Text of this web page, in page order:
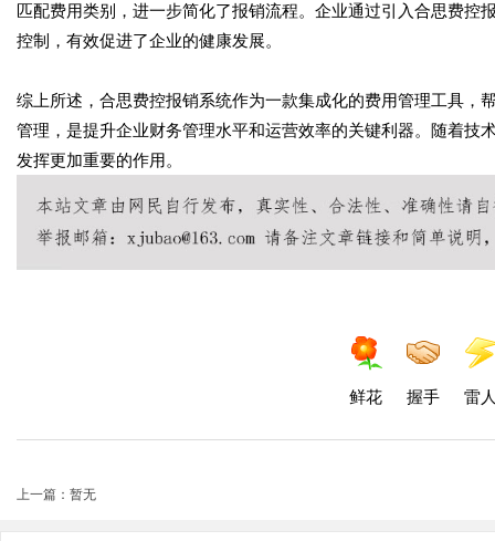
匹配费用类别，进一步简化了报销流程。企业通过引入合思费
控制，有效促进了企业的健康发展。
综上所述，合思费控报销系统作为一款集成化的费用管理工具，
管理，是提升企业财务管理水平和运营效率的关键利器。随着技
发挥更加重要的作用。
鲜花 握手 雷
上一篇：暂无